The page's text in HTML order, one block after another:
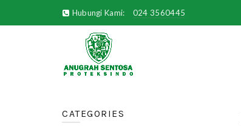
Hubungi Kami: 024 3560445
CATEGORIES